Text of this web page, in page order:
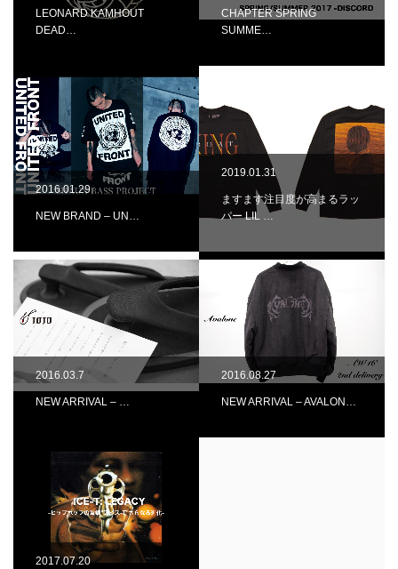
LEONARD KAMHOUT
DEAD…
CHAPTER SPRING
SUMME…
2016.01.29
NEW BRAND – UN…
2019.01.31
ますます注目度が高まるラッ
パー LIL …
2016.03.7
NEW ARRIVAL – …
2016.08.27
NEW ARRIVAL – AVALON…
2017.07.20